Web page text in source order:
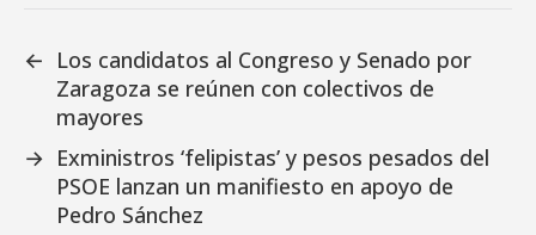
← Los candidatos al Congreso y Senado por
Zaragoza se reúnen con colectivos de
mayores
→ Exministros ‘felipistas’ y pesos pesados del
PSOE lanzan un manifiesto en apoyo de
Pedro Sánchez